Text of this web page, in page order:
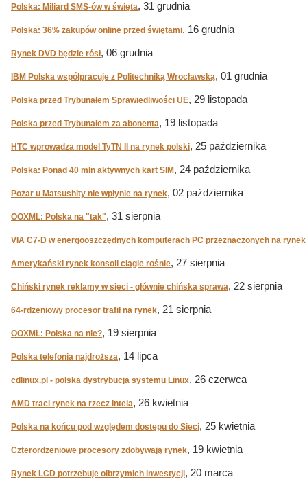
Polska: Miliard SMS-ów w święta, 31 grudnia
Polska: 36% zakupów online przed świętami, 16 grudnia
Rynek DVD będzie rósł, 06 grudnia
IBM Polska współpracuje z Politechniką Wrocławską, 01 grudnia
Polska przed Trybunałem Sprawiedliwości UE, 29 listopada
Polska przed Trybunałem za abonenta, 19 listopada
HTC wprowadza model TyTN II na rynek polski, 25 października
Polska: Ponad 40 mln aktywnych kart SIM , 24 października
Pożar u Matsushity nie wpłynie na rynek, 02 października
OOXML: Polska na "tak", 31 sierpnia
VIA C7-D w energooszczędnych komputerach PC przeznaczonych na
Amerykański rynek konsoli ciągle rośnie, 27 sierpnia
Chiński rynek reklamy w sieci - głównie chińska sprawa, 22 sierpnia
64-rdzeniowy procesor trafił na rynek, 21 sierpnia
OOXML: Polska na nie?, 19 sierpnia
Polska telefonia najdroższa, 14 lipca
cdlinux.pl - polska dystrybucja systemu Linux, 26 czerwca
AMD traci rynek na rzecz Intela, 26 kwietnia
Polska na końcu pod względem dostępu do Sieci, 25 kwietnia
Czterordzeniowe procesory zdobywają rynek, 19 kwietnia
Rynek LCD potrzebuje olbrzymich inwestycji, 20 marca